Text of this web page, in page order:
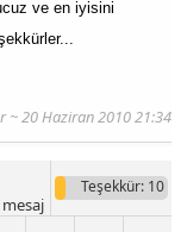
ve en iyisini
~ 20 Haziran 2010 21:34
Teşekkür: 10
mesaj